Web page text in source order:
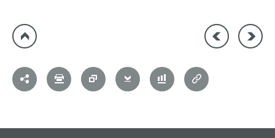
Jahresergebnis